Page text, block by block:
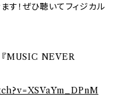
！ぜひ聴いてフィジカル
MUSIC NEVER